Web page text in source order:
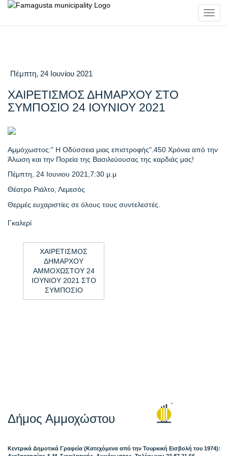
Πέμπτη, 24 Ιουνίου 2021
ΧΑΙΡΕΤΙΣΜΟΣ ΔΗΜΑΡΧΟΥ ΣΤΟ
ΣΥΜΠΟΣΙΟ 24 ΙΟΥΝΙΟΥ 2021
Αμμόχωστος:" Η Οδύσσεια μιας επιστροφής".450 Χρόνια από την
Άλωση και την Πορεία της Βασιλεύουσας της καρδιάς μας!
Πέμπτη, 24 Ιουνιου 2021,7:30 μ.μ
Θέατρο Ριάλτο, Λεμεσός
Θερμές ευχαριστίες σε όλους τους συντελεστές.
Γκαλερί
ΧΑΙΡΕΤΙΣΜΟΣ
ΔΗΜΑΡΧΟΥ
ΑΜΜΟΧΩΣΤΟΥ 24
ΙΟΥΝΙΟΥ 2021 ΣΤΟ
ΣΥΜΠΟΣΙΟ
Δήμος Αμμοχώστου
Κεντρικά Δημοτικά Γραφεία (Κατεχόμενα από την Τουρκική Εισβολή του 1974):